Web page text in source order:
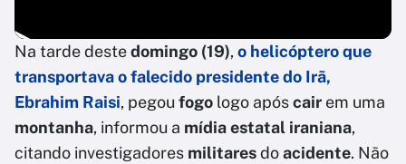
Na tarde destedomingo (19), o helicópteroque
transportava o falecido presidente do Irã,
Ebrahim Raisi, pegou fogo logo apóscair em uma
montanha, informou a mídia estatal iraniana,
citando investigadores militaresdoacidente. Não